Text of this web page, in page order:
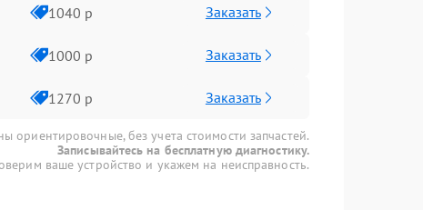
1040 р Заказать
1000 р Заказать
1270 р Заказать
ориентировочные, без учета стоимости запчастей.
Записывайтесь на бесплатную диагностику.
ваше устройство и укажем на неисправность.